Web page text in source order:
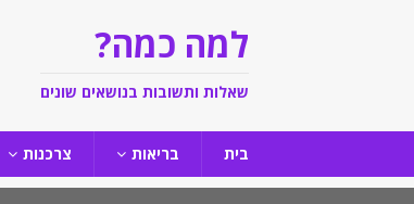
למה כמה?
שאלות ותשובות בנושאים שונים
בית בריאות צרכנות